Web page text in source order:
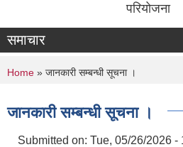
परियोजना
समाचार
You are here
Home » जानकारी सम्बन्धी सूचना ।
जानकारी सम्बन्धी सूचना ।
Submitted on: Tue, 05/26/2026 -